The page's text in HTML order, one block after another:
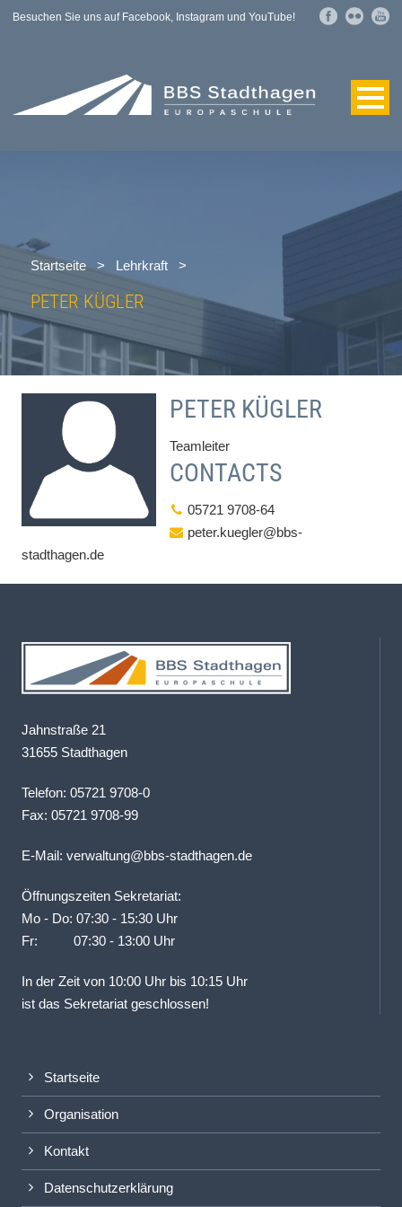
Besuchen Sie uns auf Facebook, Instagram und YouTube!
Startseite > Lehrkraft >
PETER KÜGLER
PETER KÜGLER
Teamleiter
CONTACTS
05721 9708-64
peter.kuegler@bbs-
stadthagen.de
Jahnstraße 21
31655 Stadthagen
Telefon: 05721 9708-0
Fax: 05721 9708-99
E-Mail: verwaltung@bbs-stadthagen.de
Öffnungszeiten Sekretariat:
Mo - Do: 07:30 - 15:30 Uhr
Fr: 07:30 - 13:00 Uhr
In der Zeit von 10:00 Uhr bis 10:15 Uhr
ist das Sekretariat geschlossen!
Startseite
Organisation
Kontakt
Datenschutzerklärung